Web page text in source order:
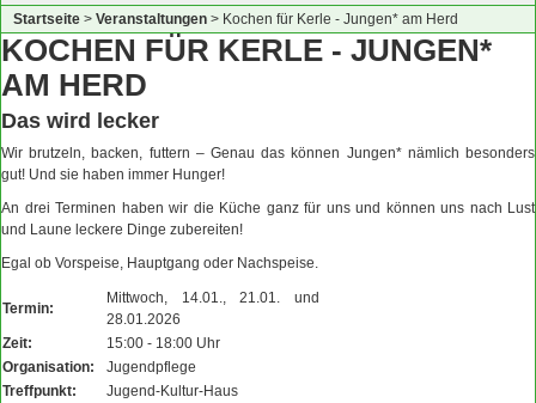
Startseite > Veranstaltungen > Kochen für Kerle - Jungen* am Herd
KOCHEN FÜR KERLE - JUNGEN*
AM HERD
Das wird lecker
Wir brutzeln, backen, futtern – Genau das können Jungen* nämlich besonders
gut! Und sie haben immer Hunger!
An drei Terminen haben wir die Küche ganz für uns und können uns nach Lust
und Laune leckere Dinge zubereiten!
Egal ob Vorspeise, Hauptgang oder Nachspeise.
Termin:
Mittwoch, 14.01., 21.01. und
28.01.2026
Zeit:
15:00 - 18:00 Uhr
Organisation:
Jugendpflege
Treffpunkt:
Jugend-Kultur-Haus